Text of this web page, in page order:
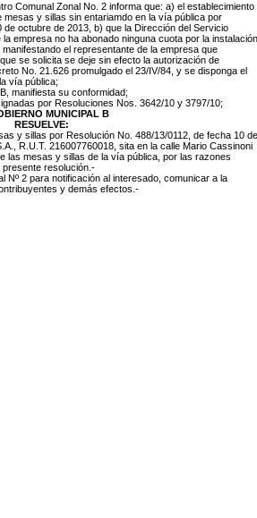
Comunal Zonal No. 2 informa que: a) el establecimiento
y sillas sin entariamdo en la vía pública por
octubre de 2013, b) que la Dirección del Servicio
empresa no ha abonado ninguna cuota por la instalación
el representante de la empresa que
se solicita se deje sin efecto la autorización de
No. 21.626 promulgado el 23/IV/84, y se disponga el
vía pública;
manifiesta su conformidad;
por Resoluciones Nos. 3642/10 y 3797/10;
MUNICIPAL B
RESUELVE:
y sillas por Resolución No. 488/13/0112, de fecha 10
R.U.T. 216007760018, sita en la calle Mario Cassinoni
las mesas y sillas de la vía pública, por las razones
presente resolución.-
Nº 2 para notificación al interesado, comunicar a la
y demás efectos.-